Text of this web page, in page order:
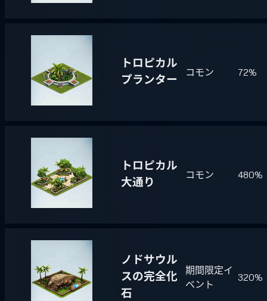
トロピカル
プランター
コモン 72%
トロピカル
大通り
コモン 480%
ノドサウル
スの完全化
石
期間限定イ
ベント
320%